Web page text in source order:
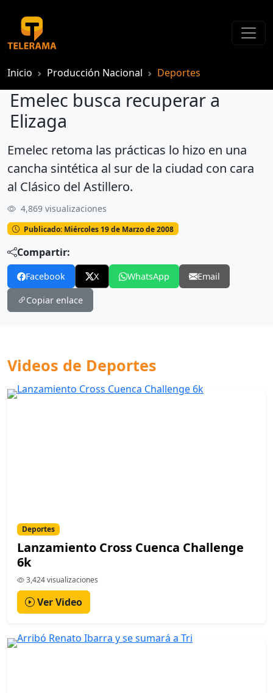
Inicio Producción Nacional Deportes
Emelec busca recuperar a
Elizaga
Emelec busca recuperar a Elizaga
Emelec retoma las prácticas lo hizo en una
cancha sintética al sur de la ciudad con cara
al Clásico del Astillero.
4,869 visualizaciones
Publicado: Miércoles 19 de Marzo de 2008
Compartir:
Facebook X WhatsApp Email
Copiar enlace
Videos de Deportes
Deportes
Lanzamiento Cross Cuenca Challenge
6k
3,424 visualizaciones
Ver Video